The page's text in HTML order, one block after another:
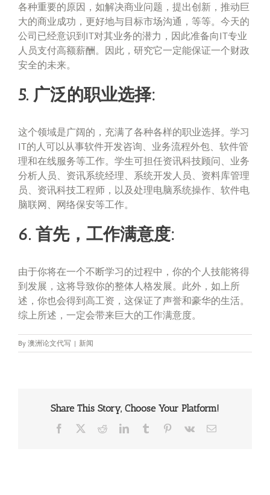
各种重要的原因，如解决商业问题，提出创新，推动巨
大的商业成功，更好地与目标市场沟通，等等。今天的
公司已经意识到IT对其业务的潜力，因此准备向IT专业
人员支付高额薪酬。因此，研究它一定能保证一个财政
安全的未来。
5. 广泛的职业选择:
这个领域是广阔的，充满了各种各样的职业选择。学习
IT的人可以从事软件开发咨询、业务流程外包、软件管
理和在线服务等工作。学生可担任资讯科技顾问、业务
分析人员、资讯系统经理、系统开发人员、资料库管理
员、资讯科技工程师，以及处理电脑系统操作、软件电
脑联网、网络保安等工作。
6. 首先，工作满意度:
由于你将在一个不断学习的过程中，你的个人技能将得
到发展，这将导致你的整体人格发展。此外，如上所
述，你也会得到高工资，这保证了声誉和豪华的生活。
综上所述，一定会带来巨大的工作满意度。
By 澳洲论文代写 | 新闻
Share This Story, Choose Your Platform!
Facebook RedditLinkedInTumblr Pinterest
Vk Email